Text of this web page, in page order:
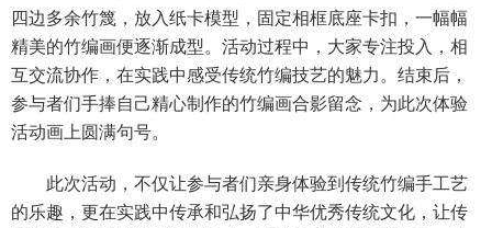
四边多余竹篾，放入纸卡模型，固定相框底座卡扣，一幅幅
精美的竹编画便逐渐成型。活动过程中，大家专注投入，相
互交流协作，在实践中感受传统竹编技艺的魅力。结束后，
参与者们手捧自己精心制作的竹编画合影留念，为此次体验
活动画上圆满句号。
此次活动，不仅让参与者们亲身体验到传统竹编手工艺
的乐趣，更在实践中传承和弘扬了中华优秀传统文化，让传